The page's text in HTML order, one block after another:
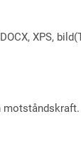
XPS,